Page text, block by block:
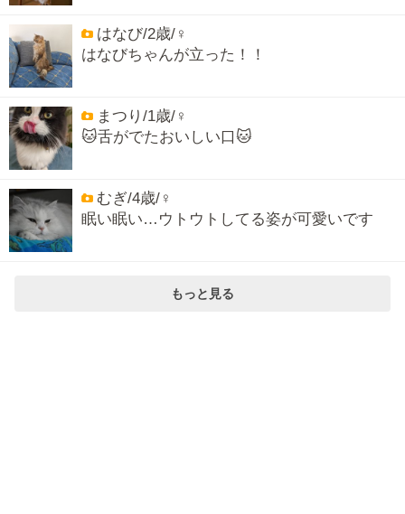
はなび/2歳/♀
はなびちゃんが立った！！
まつり/1歳/♀
🐱舌がでたおいしい口🐱
むぎ/4歳/♀
眠い眠い…ウトウトしてる姿が可愛いです
もっと見る